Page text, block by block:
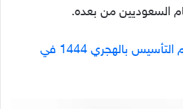
السعوديين من بعده.
متى إجازة يوم التأسيس بالهجري 1444 في